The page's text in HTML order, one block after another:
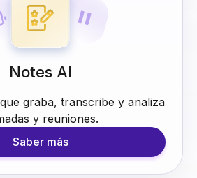
Notes AI
graba, transcribe y analiza
y reuniones.
Saber más